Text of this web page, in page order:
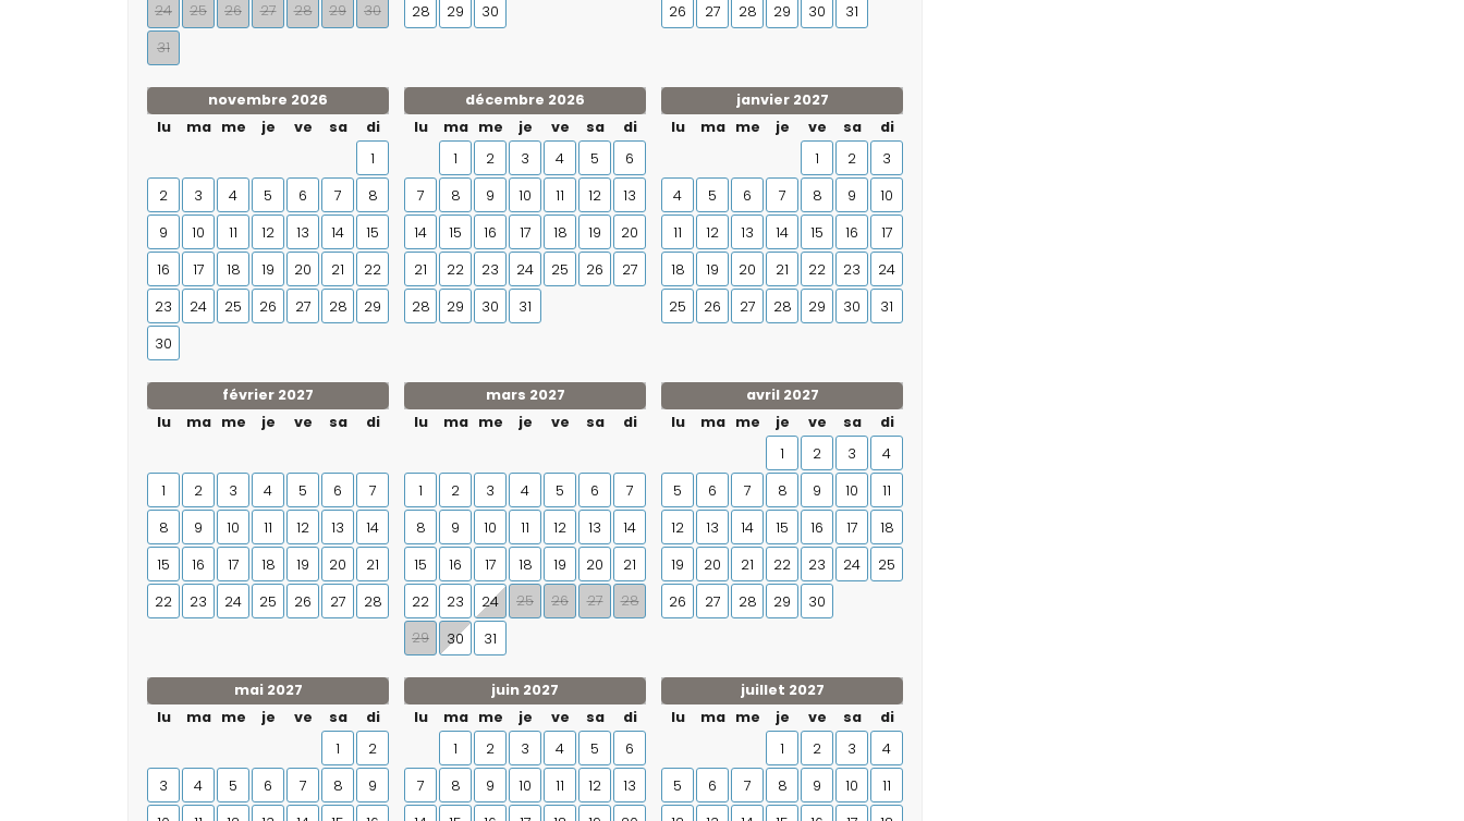
24
25 26 27 28 29
30
31
28
29 30
26
27 28 29 30 31
novembre 2026
lu
ma me je ve sa
di
1
2
3 4 5 6 7
8
9
10 11 12 13 14
15
16
17 18 19 20 21
22
23
24 25 26 27 28
29
30
décembre 2026
lu
ma me je ve sa
di
1
2 3 4 5
6
7
8 9 10 11 12
13
14
15 16 17 18 19
20
21
22 23 24 25 26
27
28
29 30 31
janvier 2027
lu
ma me je ve sa
di
1
2
3
4
5 6 7 8 9
10
11
12 13 14 15 16
17
18
19 20 21 22 23
24
25
26 27 28 29 30 31
février 2027
lu
ma me je ve sa di
1 2 3 4 5 6
7
8
9 10 11 12 13
14
15
16 17 18 19 20
21
22
23 24 25 26 27 28
mars 2027
lu
ma me je ve sa di
1 2 3 4 5 6
7
8
9 10 11 12 13
14
15
16 17 18 19 20
21
22
23 24 25 26 27
28
29
30 31
avril 2027
lu
ma me je ve sa
di
1
2 3
4
5
6 7 8 9 10
11
12
13 14 15 16 17
18
19
20 21 22 23 24
25
26
27 28 29 30
mai 2027
lu
ma me je ve sa
di
1
2
3
4 5 6 7 8
9
juin 2027
lu
ma me je ve sa
di
1
2 3 4 5
6
7
8 9 10 11 12
13
juillet 2027
lu
ma me je ve sa
di
1
2 3
4
5
6 7 8 9 10
11